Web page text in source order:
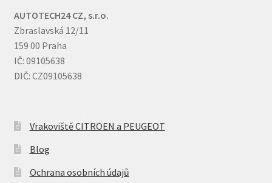
AUTOTECH24 CZ, s.r.o.
Zbraslavská 12/11
159 00 Praha
IČ: 09105638
DIČ: CZ09105638
Vrakoviště CITRÖEN a PEUGEOT
Blog
Ochrana osobních údajů